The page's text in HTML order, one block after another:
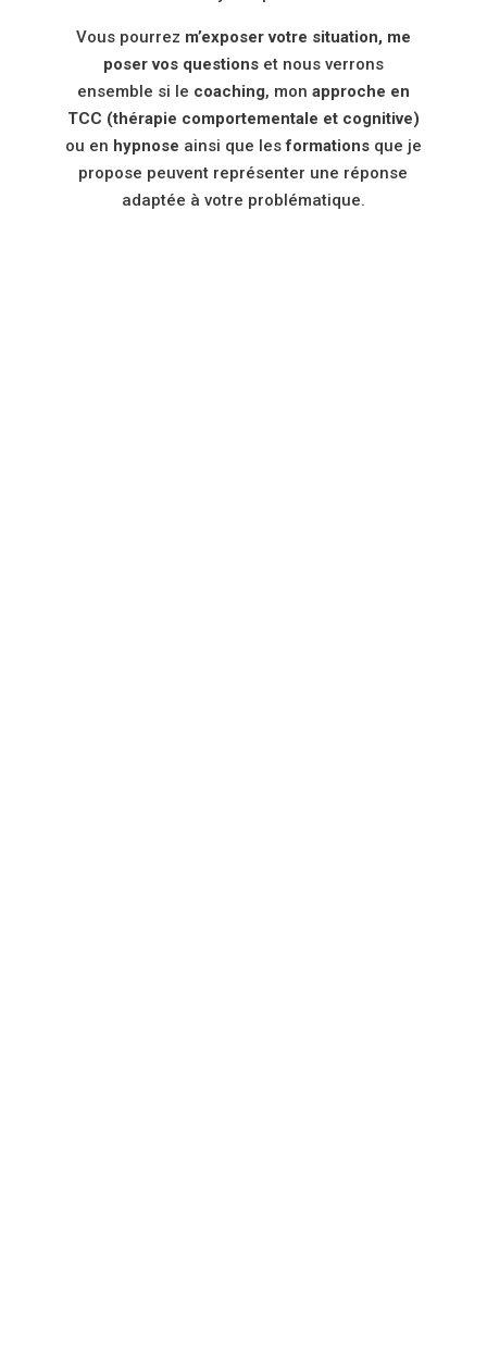
Vous pourrez m’exposer votre situation, me
poser vos questions et nous verrons
ensemble si le coaching, mon approche en
TCC (thérapie comportementale et cognitive)
ou en hypnose ainsi que lesformationsque je
propose peuvent représenter une réponse
adaptée à votre problématique.